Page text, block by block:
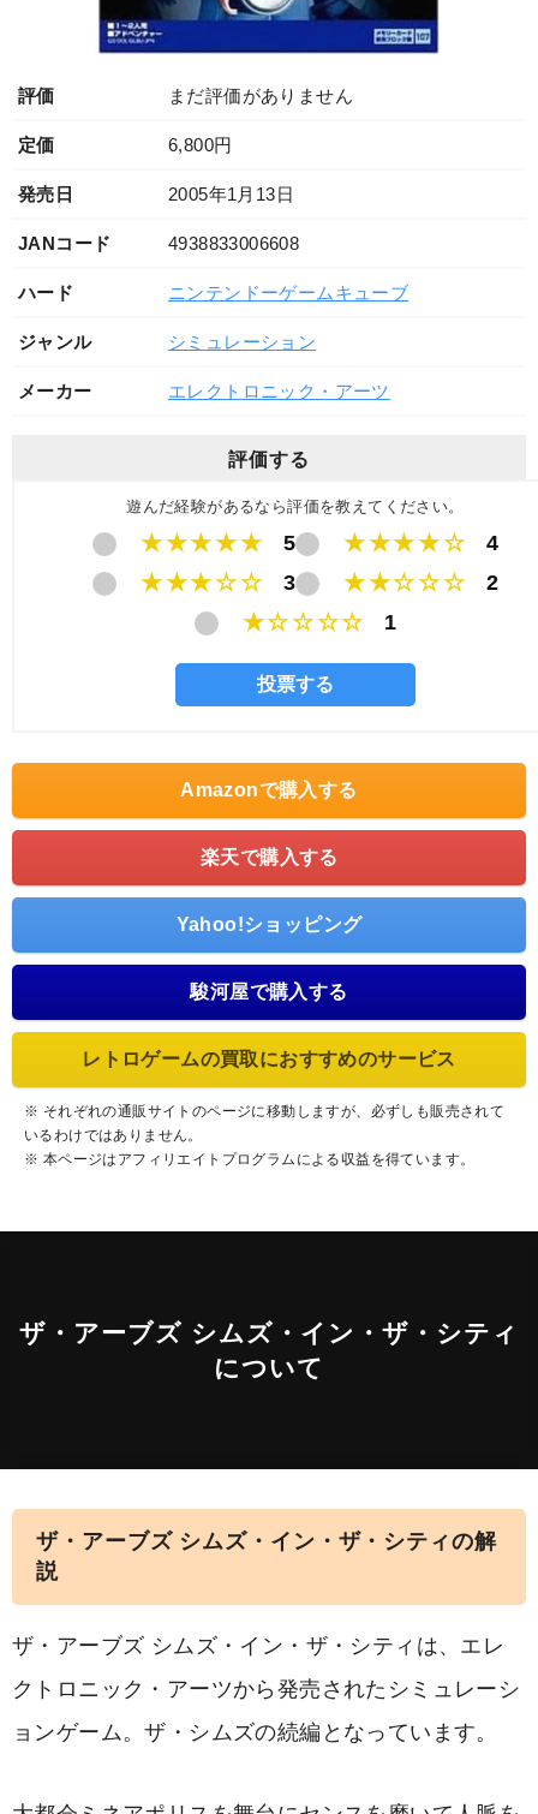
評価 まだ評価がありません
定価 6,800円
発売日 2005年1月13日
JANコード 4938833006608
ハード ニンテンドーゲームキューブ
ジャンル シミュレーション
メーカー エレクトロニック・アーツ
評価する
遊んだ経験があるなら評価を教えてください。
★★★★★ 5 ★★★★☆
4
★★★☆☆
3 ★★☆☆☆
2
★☆☆☆☆
1
Amazonで購入する
楽天で購入する
Yahoo!ショッピング
駿河屋で購入する
レトロゲームの買取におすすめのサービス
※ それぞれの通販サイトのページに移動しますが、必ずしも販売されて
いるわけではありません。
※ 本ページはアフィリエイトプログラムによる収益を得ています。
ザ・アーブズ シムズ・イン・ザ・シティ
について
ザ・アーブズ シムズ・イン・ザ・シティの解
説
ザ・アーブズ シムズ・イン・ザ・シティは、エレ
クトロニック・アーツから発売されたシミュレーシ
ョンゲーム。ザ・シムズの続編となっています。